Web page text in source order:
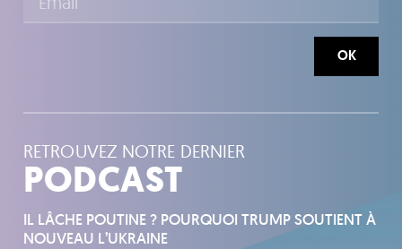
OK
RETROUVEZ NOTRE DERNIER
PODCAST
IL LÂCHE POUTINE ? POURQUOI TRUMP SOUTIENT À
NOUVEAU L’UKRAINE